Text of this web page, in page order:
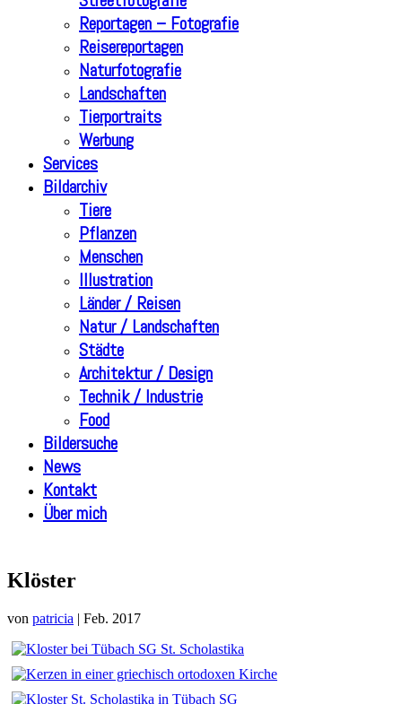
Reportagen – Fotografie
Reisereportagen
Naturfotografie
Landschaften
Tierportraits
Werbung
Services
Bildarchiv
Tiere
Pflanzen
Menschen
Illustration
Länder / Reisen
Natur / Landschaften
Städte
Architektur / Design
Technik / Industrie
Food
Bildersuche
News
Kontakt
Über mich
Klöster
von patricia | Feb. 2017